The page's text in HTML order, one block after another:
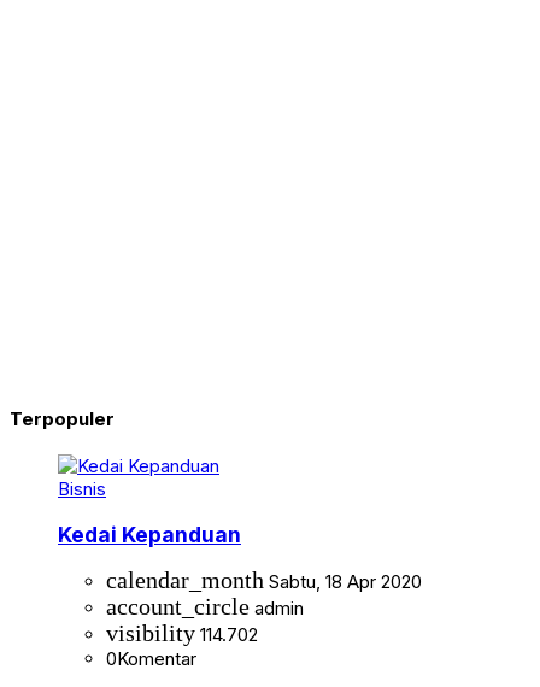
Terpopuler
Bisnis
Kedai Kepanduan
calendar_month Sabtu, 18 Apr 2020
account_circle admin
visibility 114.702
0Komentar